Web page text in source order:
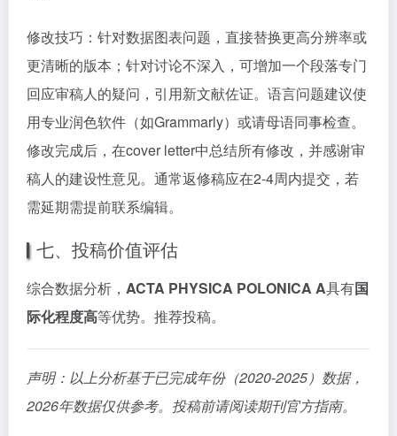
修改技巧：针对数据图表问题，直接替换更高分辨率或
更清晰的版本；针对讨论不深入，可增加一个段落专门
回应审稿人的疑问，引用新文献佐证。语言问题建议使
用专业润色软件（如Grammarly）或请母语同事检查。
修改完成后，在cover letter中总结所有修改，并感谢审
稿人的建设性意见。通常返修稿应在2-4周内提交，若
需延期需提前联系编辑。
七、投稿价值评估
综合数据分析， ACTA PHYSICA POLONICA A具有国
际化程度高等优势。推荐投稿。
声明：以上分析基于已完成年份（2020-2025）数据，
2026年数据仅供参考。投稿前请阅读期刊官方指南。